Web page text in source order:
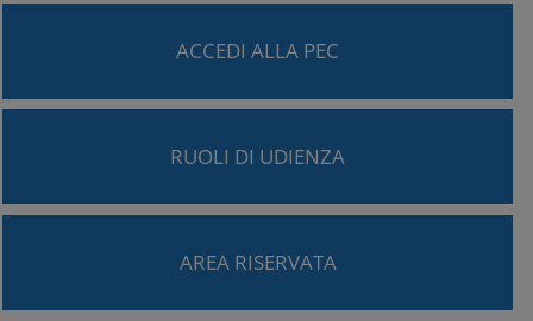
ACCEDI ALLA PEC
RUOLI DI UDIENZA
AREA RISERVATA